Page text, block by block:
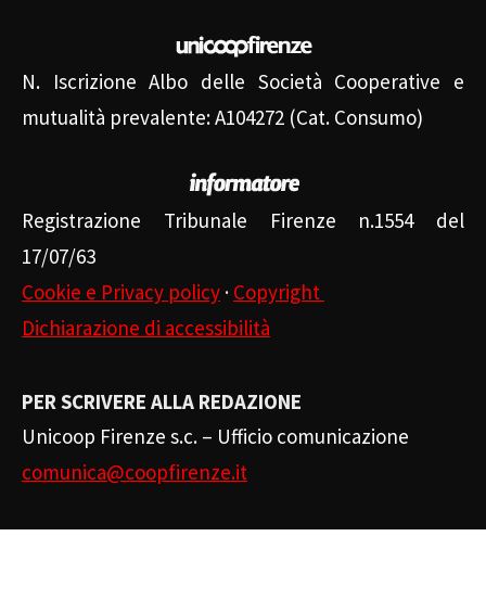
N. Iscrizione Albo delle Società Cooperative e
mutualità prevalente: A104272 (Cat. Consumo)
Registrazione Tribunale Firenze n.1554 del
17/07/63
Cookie e Privacy policy · Copyright
Dichiarazione di accessibilità
PER SCRIVERE ALLA REDAZIONE
Unicoop Firenze s.c. – Ufficio comunicazione
comunica@coopfirenze.it